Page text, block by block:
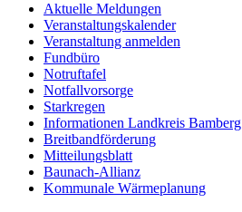
Aktuelle Meldungen
Veranstaltungskalender
Veranstaltung anmelden
Fundbüro
Notruftafel
Notfallvorsorge
Starkregen
Informationen Landkreis Bamberg
Breitbandförderung
Mitteilungsblatt
Baunach-Allianz
Kommunale Wärmeplanung